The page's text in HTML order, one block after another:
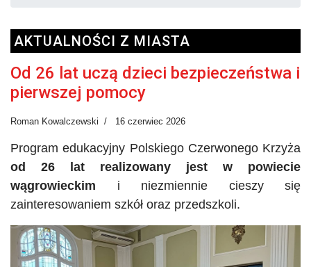
AKTUALNOŚCI Z MIASTA
Od 26 lat uczą dzieci bezpieczeństwa i
pierwszej pomocy
Roman Kowalczewski 16 czerwiec 2026
Program edukacyjny Polskiego Czerwonego Krzyża
od 26 lat realizowany jest w powiecie
wągrowieckim i niezmiennie cieszy się
zainteresowaniem szkół oraz przedszkoli.